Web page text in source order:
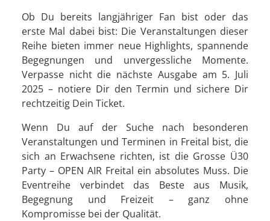
Ob Du bereits langjähriger Fan bist oder das
erste Mal dabei bist: Die Veranstaltungen dieser
Reihe bieten immer neue Highlights, spannende
Begegnungen und unvergessliche Momente.
Verpasse nicht die nächste Ausgabe am 5. Juli
2025 – notiere Dir den Termin und sichere Dir
rechtzeitig Dein Ticket.
Wenn Du auf der Suche nach besonderen
Veranstaltungen und Terminen in Freital bist, die
sich an Erwachsene richten, ist die Grosse Ü30
Party – OPEN AIR Freital ein absolutes Muss. Die
Eventreihe verbindet das Beste aus Musik,
Begegnung und Freizeit – ganz ohne
Kompromisse bei der Qualität.